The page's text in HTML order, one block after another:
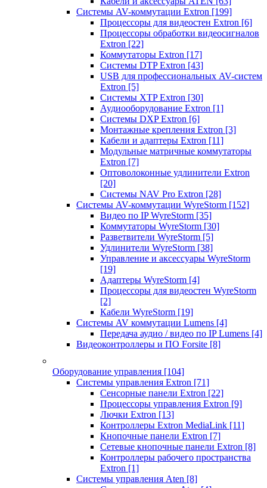
Системы AV-коммутации Extron [199]
Процессоры для видеостен Extron [6]
Процессоры обработки видеосигналов
Extron [22]
Коммутаторы Extron [17]
Системы DTP Extron [43]
USB для профессиональных AV-систем
Extron [5]
Системы XTP Extron [30]
Аудиооборудование Extron [1]
Системы DXP Extron [6]
Монтажные крепления Extron [3]
Кабели и адаптеры Extron [11]
Модульные матричные коммутаторы
Extron [7]
Оптоволоконные удлинители Extron
[20]
Системы NAV Pro Extron [28]
Системы AV-коммутации WyreStorm [152]
Видео по IP WyreStorm [35]
Коммутаторы WyreStorm [30]
Разветвители WyreStorm [5]
Удлинители WyreStorm [38]
Управление и аксессуары WyreStorm
[19]
Адаптеры WyreStorm [4]
Процессоры для видеостен WyreStorm
[2]
Кабели WyreStorm [19]
Системы AV коммутации Lumens [4]
Передача аудио / видео по IP Lumens [4]
Видеоконтроллеры и ПО Forsite [8]
Оборудование управления [104]
Системы управления Extron [71]
Сенсорные панели Extron [22]
Процессоры управления Extron [9]
Лючки Extron [13]
Контроллеры Extron MediaLink [11]
Кнопочные панели Extron [7]
Сетевые кнопочные панели Extron [8]
Контроллеры рабочего пространства
Extron [1]
Системы управления Aten [8]